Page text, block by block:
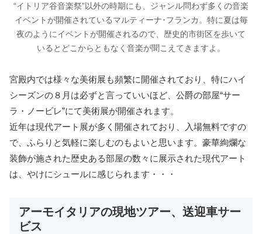
“イトリア谷音楽祭”以外の時期にも、ジャンル問わず多くの音楽
イベントが開催されているマルティーナ･フランカ。特に夏は毎
夜のようにイベントが開催されるので、歴史的市街区を歩いて
いるとどこからともなく音楽が聞こえてきますよ。
宮殿内では様々な美術展も頻繁に開催されており、特にハイ
シーズンの８月は必ずと言っていいほど、公爵の部屋“サー
ラ・ノービレ”にて美術展が開催されます。
近年は現代アート展が多く開催されており、入場無料ですの
で、ふらりと気軽に楽しむのもよいと思います。豪華絢爛な
装飾が施された歴史ある部屋の数々に展示された現代アート
は、やけにシュールに感じられます・・・
アーモイタリアの現地ツアー、送迎車サー
ビス